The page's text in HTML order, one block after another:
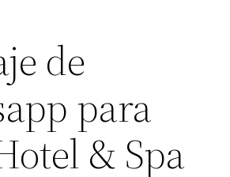
de
para
& Spa